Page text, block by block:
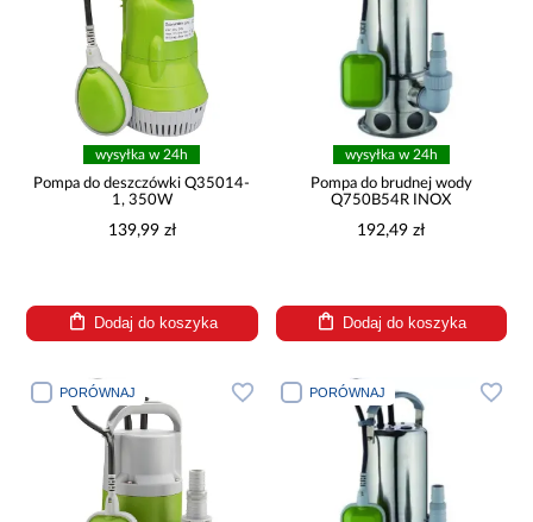
wysyłka w 24h
Pompa do deszczówki Q35014-
1, 350W
139,99 zł
Dodaj do koszyka
wysyłka w 24h
Pompa do brudnej wody
Q750B54R INOX
192,49 zł
Dodaj do koszyka
PORÓWNAJ PORÓWNAJ